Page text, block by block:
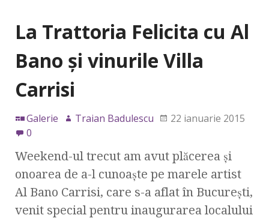
La Trattoria Felicita cu Al
Bano şi vinurile Villa
Carrisi
Galerie Traian Badulescu
22 ianuarie 2015
0
Weekend-ul trecut am avut plăcerea şi
onoarea de a-l cunoaşte pe marele artist
Al Bano Carrisi, care s-a aflat în Bucureşti,
venit special pentru inaugurarea localului